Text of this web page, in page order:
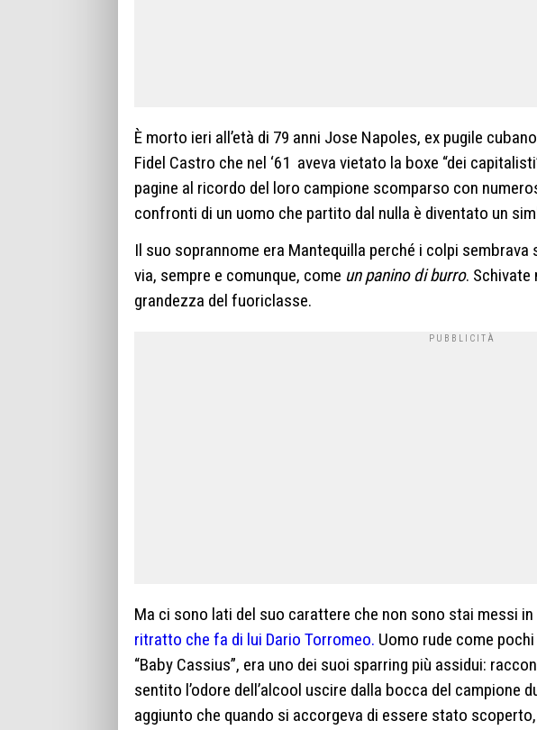
È morto ieri all’età di 79 anni Jose Napoles, ex pugile
Fidel Castro che nel ‘61 aveva vietato la boxe “dei
pagine al ricordo del loro campione scomparso con
confronti di un uomo che partito dal nulla è diventato un
Il suo soprannome era Mantequilla perché i colpi
via, sempre e comunque, come un panino di burro. Schivate
grandezza del fuoriclasse.
Ma ci sono lati del suo carattere che non sono stai messi in
ritratto che fa di lui Dario Torromeo. Uomo rude come
“Baby Cassius”, era uno dei suoi sparring più assidui:
sentito l’odore dell’alcool uscire dalla bocca del campione
aggiunto che quando si accorgeva di essere stato